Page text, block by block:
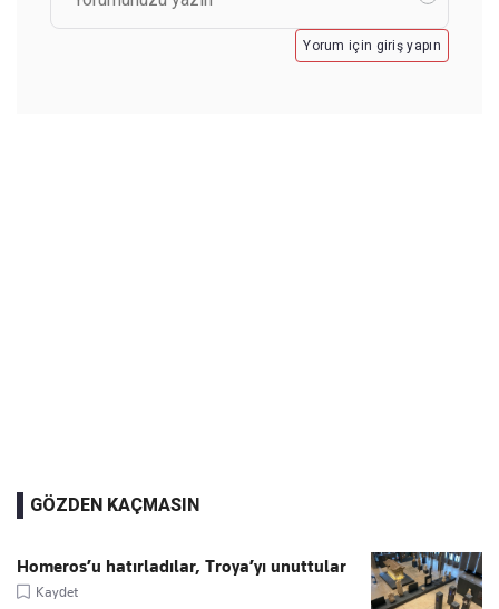
Yorum için giriş yapın
GÖZDEN KAÇMASIN
Homeros’u hatırladılar, Troya’yı unuttular
Kaydet